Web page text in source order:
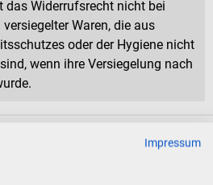
das Widerrufsrecht nicht bei
Waren, die aus
oder der Hygiene nicht
wenn ihre Versiegelung nach
Impressum